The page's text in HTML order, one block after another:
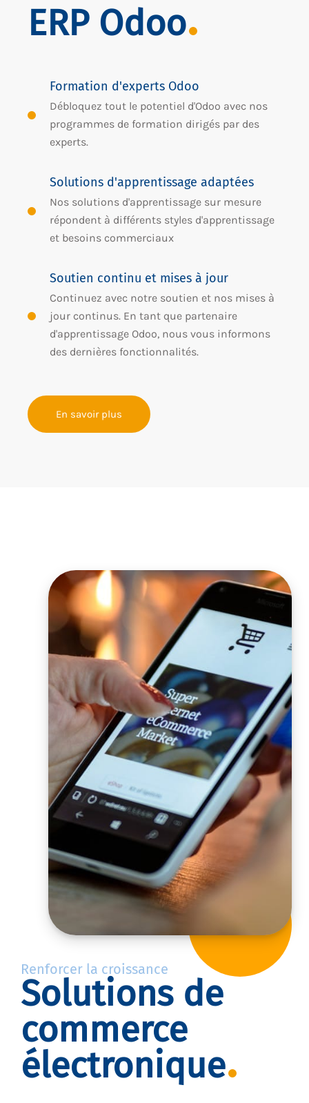
ERP Odoo
Formation d'experts Odoo
Débloquez tout le potentiel d'Odoo avec nos
programmes de formation dirigés par des
experts.
Solutions d'apprentissage adaptées
Nos solutions d'apprentissage sur mesure
répondent à différents styles d'apprentissage
et besoins commerciaux
Soutien continu et mises à jour
Continuez avec notre soutien et nos mises à
jour continus. En tant que partenaire
d'apprentissage Odoo, nous vous informons
des dernières fonctionnalités.
En savoir plus
Renforcer la croissance
Solutions de
commerce
électronique